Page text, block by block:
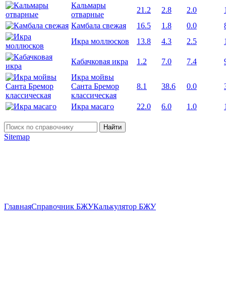
Кальмары
отварные
21.2 2.8 2.0
Камбала свежая
16.5 1.8 0.0
Икра моллюсков
13.8 4.3 2.5
Кабачковая икра 1.2 7.0 7.4
Икра мойвы
Санта Бремор
классическая
8.1 38.6 0.0
Икра масаго 22.0 6.0 1.0
Найти
Sitemap
ГлавнаяСправочник БЖУКалькулятор БЖУ